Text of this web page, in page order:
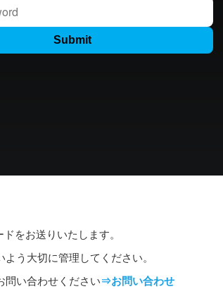
をお送りいたします。
う大切に管理してください。
問い合わせください⇒お問い合わせ